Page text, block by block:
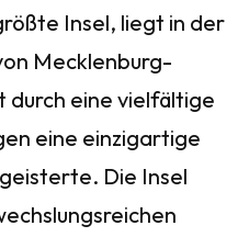
Insel, liegt in der
Mecklenburg-
eine vielfältige
eine einzigartige
Die Insel